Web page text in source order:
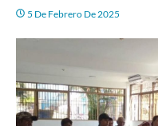
5 De Febrero De 2025